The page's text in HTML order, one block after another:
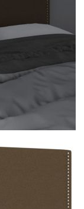
банков път
дървесина,